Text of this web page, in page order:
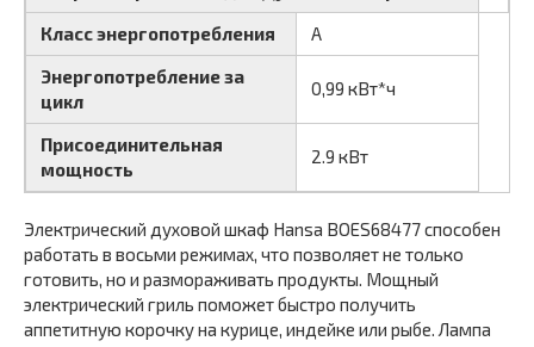
Класс энергопотребления
A
Энергопотребление за
цикл
0,99 кВт*ч
Присоединительная
мощность
2.9 кВт
Электрический духовой шкаф Hansa BOES68477 способен
работать в восьми режимах, что позволяет не только
готовить, но и размораживать продукты. Мощный
электрический гриль поможет быстро получить
аппетитную корочку на курице, индейке или рыбе. Лампа